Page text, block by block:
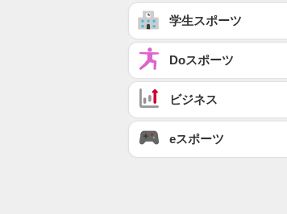
学生スポーツ
Doスポーツ
ビジネス
eスポーツ